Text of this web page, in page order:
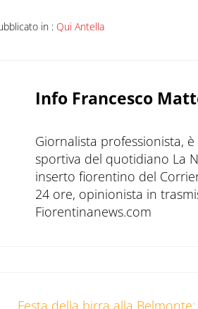
in : Qui Antella
Info Francesco
Giornalista professionista,
sportiva del quotidiano La
inserto fiorentino del
24 ore, opinionista in
Fiorentinanews.com